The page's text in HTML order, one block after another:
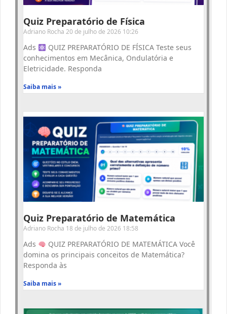
Quiz Preparatório de Física
Adriano Rocha 20 de julho de 2026 10:26
Ads
QUIZ PREPARATÓRIO DE FÍSICA Teste seus
conhecimentos em Mecânica, Ondulatória e
Eletricidade. Responda
Saiba mais »
Quiz Preparatório de Matemática
Adriano Rocha 18 de julho de 2026 18:58
Ads
QUIZ PREPARATÓRIO DE MATEMÁTICA Você
domina os principais conceitos de Matemática?
Responda às
Saiba mais »